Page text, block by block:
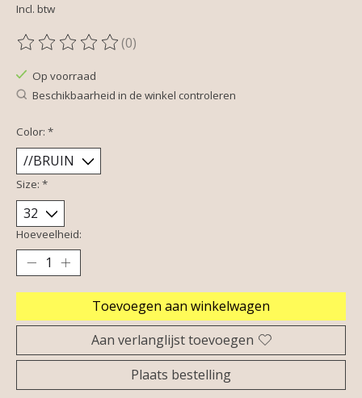
Incl. btw
De beoordeling van dit product is
(0)
Op voorraad
Beschikbaarheid in de winkel controleren
Color: *
Size: *
Hoeveelheid:
Toevoegen aan winkelwagen
Aan verlanglijst toevoegen
Plaats bestelling